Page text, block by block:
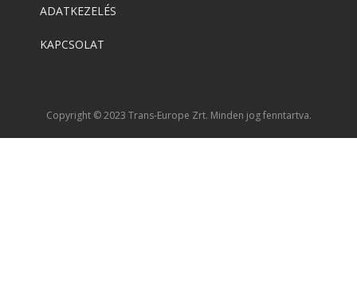
ADATKEZELÉS
KAPCSOLAT
Copyright © 2023 Trans-Europe Zrt. Minden jog fenntartva.